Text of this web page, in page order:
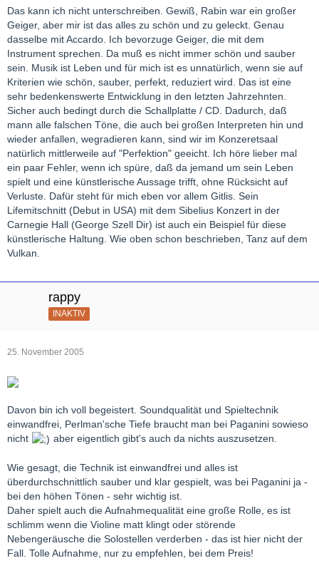
Das kann ich nicht unterschreiben. Gewiß, Rabin war ein großer
Geiger, aber mir ist das alles zu schön und zu geleckt. Genau
dasselbe mit Accardo. Ich bevorzuge Geiger, die mit dem
Instrument sprechen. Da muß es nicht immer schön und sauber
sein. Musik ist Leben und für mich ist es unnatürlich, wenn sie auf
Kriterien wie schön, sauber, perfekt, reduziert wird. Das ist eine
sehr bedenkenswerte Entwicklung in den letzten Jahrzehnten.
Sicher auch bedingt durch die Schallplatte / CD. Dadurch, daß
mann alle falschen Töne, die auch bei großen Interpreten hin und
wieder anfallen, wegradieren kann, sind wir im Konzeretsaal
natürlich mittlerweile auf "Perfektion" geeicht. Ich höre lieber mal
ein paar Fehler, wenn ich spüre, daß da jemand um sein Leben
spielt und eine künstlerische Aussage trifft, ohne Rücksicht auf
Verluste. Dafür steht für mich eben vor allem Gitlis. Sein
Lifemitschnitt (Debut in USA) mit dem Sibelius Konzert in der
Carnegie Hall (George Szell Dir) ist auch ein Beispiel für diese
künstlerische Haltung. Wie oben schon beschrieben, Tanz auf dem
Vulkan.
rappy
INAKTIV
25. November 2005
Davon bin ich voll begeistert. Soundqualität und Spieltechnik
einwandfrei, Perlman'sche Tiefe braucht man bei Paganini sowieso
nicht
aber eigentlich gibt's auch da nichts auszusetzen.
Wie gesagt, die Technik ist einwandfrei und alles ist
überdurchschnittlich sauber und klar gespielt, was bei Paganini ja -
bei den höhen Tönen - sehr wichtig ist.
Daher spielt auch die Aufnahmequalität eine große Rolle, es ist
schlimm wenn die Violine matt klingt oder störende
Nebengeräusche die Solostellen verderben - das ist hier nicht der
Fall. Tolle Aufnahme, nur zu empfehlen, bei dem Preis!